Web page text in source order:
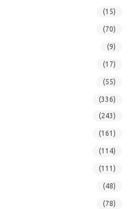
(15)
(70)
(9)
(17)
(55)
(336)
(243)
(161)
(114)
(111)
(48)
(78)